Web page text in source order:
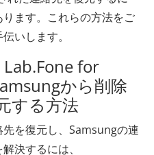
ます。これらの方法をご
いします。
for
から削除
する方法
を復元し、Samsungの連
決するには、